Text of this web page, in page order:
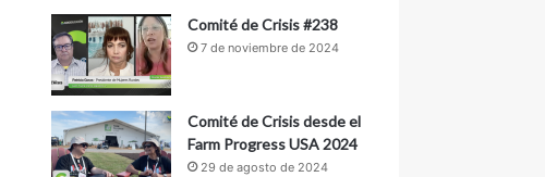
Comité de Crisis #238
7 de noviembre de 2024
Comité de Crisis desde el
Farm Progress USA 2024
29 de agosto de 2024